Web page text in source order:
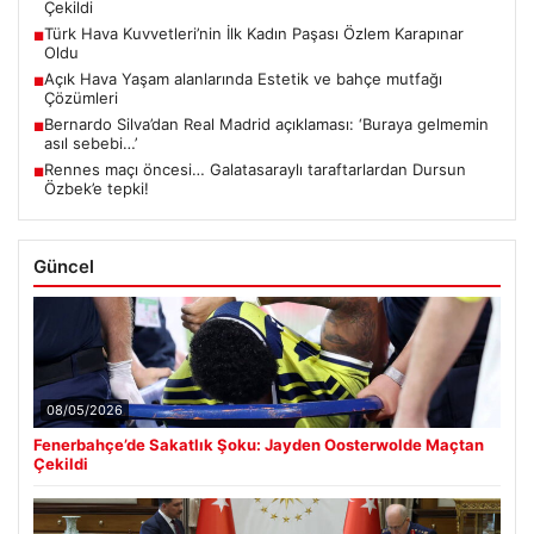
Çekildi
■Türk Hava Kuvvetleri’nin İlk Kadın Paşası Özlem Karapınar
Oldu
■Açık Hava Yaşam alanlarında Estetik ve bahçe mutfağı
Çözümleri
■Bernardo Silva’dan Real Madrid açıklaması: ‘Buraya gelmemin
asıl sebebi…’
■Rennes maçı öncesi… Galatasaraylı taraftarlardan Dursun
Özbek’e tepki!
Güncel
08/05/2026
Fenerbahçe’de Sakatlık Şoku: Jayden Oosterwolde Maçtan
Çekildi